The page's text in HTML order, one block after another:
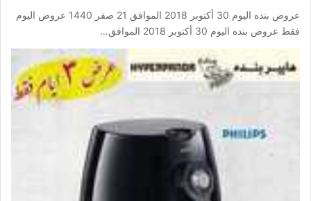
عروض بنده اليوم 30 أكتوبر 2018 الموافق 21 صفر 1440 عروض اليوم
فقط عروض بنده اليوم 30 أكتوبر 2018 الموافق…